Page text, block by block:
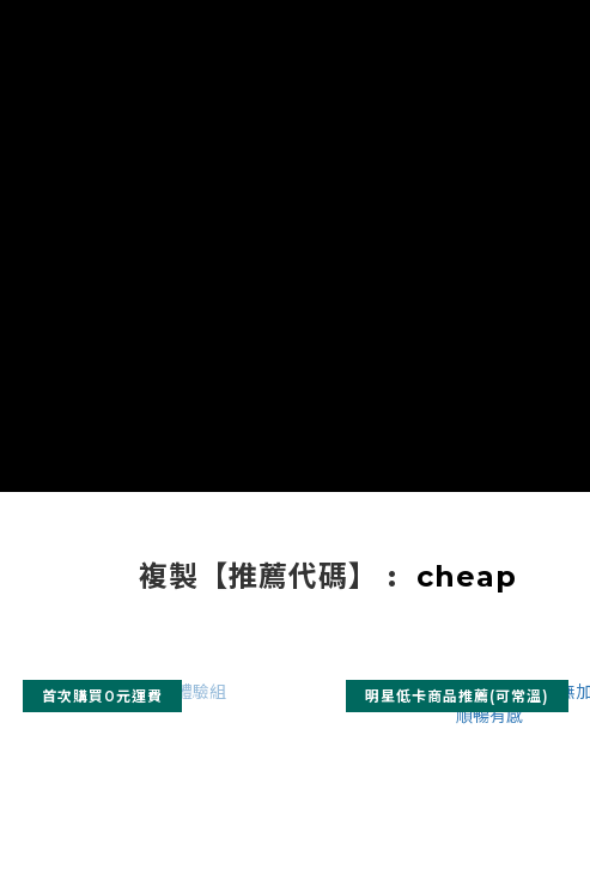
複製【推薦代碼】 : cheap
首次購買0元運費 明星低卡商品推薦(可常溫)